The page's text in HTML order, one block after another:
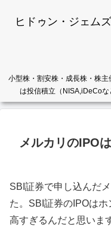
ヒドゥン・ジェム
小型株・割安株・成長株・株
は投信積立（NISA,iDeCoな
メルカリのIPO
SBI証券で申し込んだ
た。SBI証券のIPOは
高すぎるんだと思いま